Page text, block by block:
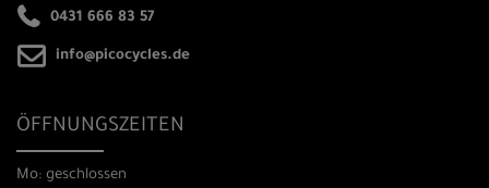
0431 666 83 57
info@picocycles.de
ÖFFNUNGSZEITEN
Mo: geschlossen